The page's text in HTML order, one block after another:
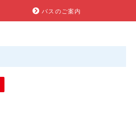
バスのご案内